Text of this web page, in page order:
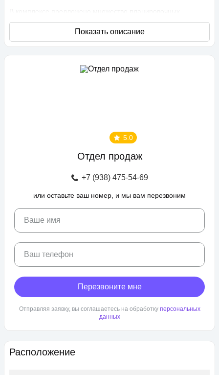
В комплексе предложено множество планировочных
решений: в наличии квартиры, как классического типа, так и
европланировки. Они сдаются с подчистовой отделкой,
высота потолков составляет 2,75 метра. В квартирах
расположены детские и спортивные площадки,
зоны отдыха с беседками, спроектирован бульвар и
автовладельцев предусмотрен крытый и гостевой паркинг.
ЖК «Любимово» находится в районе «Губернский». Внешняя
инфраструктура развита, в пешей доступности: школа,
детский сад, магазины, поликлиника, салоны красоты. До
центра Краснодара — 25 минут транспортом.
Расположение
5.0
Отдел продаж
+7 (938) 475-54-69
или оставьте ваш номер, и мы вам перезвоним
Ваше имя
Ваш телефон
Перезвоните мне
Отправляя заявку, вы соглашаетесь на обработку персональных
данных